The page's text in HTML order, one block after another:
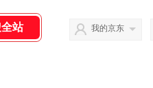
我的京东